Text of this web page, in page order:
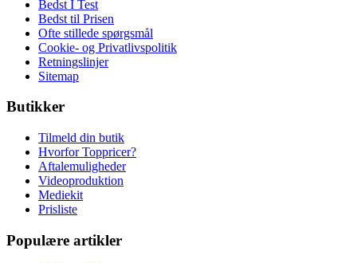
Bedst I Test
Bedst til Prisen
Ofte stillede spørgsmål
Cookie- og Privatlivspolitik
Retningslinjer
Sitemap
Butikker
Tilmeld din butik
Hvorfor Toppricer?
Aftalemuligheder
Videoproduktion
Mediekit
Prisliste
Populære artikler